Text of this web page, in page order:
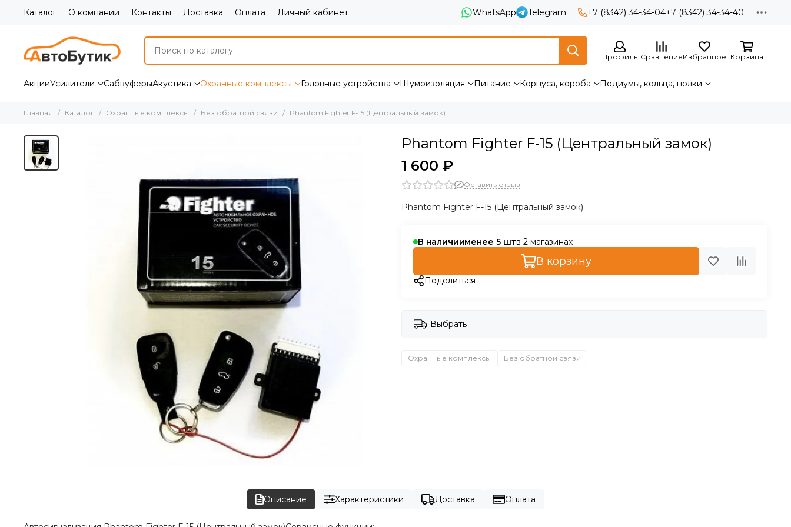
Каталог О компании Контакты Доставка Оплата Личный кабинет WhatsApp Telegram +7 (8342) 34-34-04+7 (8342) 34-34-40
Профиль СравнениеИзбранное Корзина
АкцииУсилители СабвуферыАкустика Охранные комплексы Головные устройства Шумоизоляция Питание Корпуса, короба Подиумы, кольца, полки
Главная Каталог Охранные комплексы Без обратной связи Phantom Fighter F-15 (Центральный замок)
Phantom Fighter F-15 (Центральный замок)
1 600 ₽
Оставить отзыв
Phantom Fighter F-15 (Центральный замок)
В наличиименее 5 в 2 магазинах
В корзину
Поделиться
Выбрать
Охранные комплексы Без обратной связи
Описание Характеристики Доставка Оплата